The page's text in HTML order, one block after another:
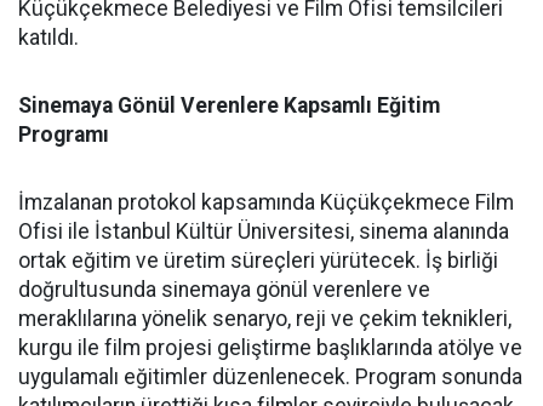
Küçükçekmece Belediyesi ve Film Ofisi temsilcileri
katıldı.
Sinemaya Gönül Verenlere Kapsamlı Eğitim
Programı
İmzalanan protokol kapsamında Küçükçekmece Film
Ofisi ile İstanbul Kültür Üniversitesi, sinema alanında
ortak eğitim ve üretim süreçleri yürütecek. İş birliği
doğrultusunda sinemaya gönül verenlere ve
meraklılarına yönelik senaryo, reji ve çekim teknikleri,
kurgu ile film projesi geliştirme başlıklarında atölye ve
uygulamalı eğitimler düzenlenecek. Program sonunda